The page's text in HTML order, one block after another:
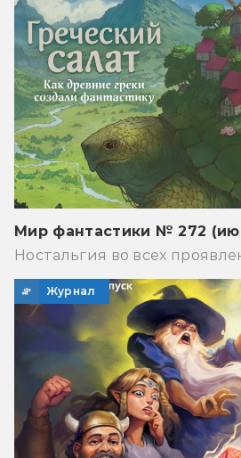
Мир фантастики № 272
Ностальгия во всех
Журнал